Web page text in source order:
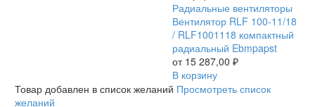
Вентилятор
RLF
100-
11/18
/
RLF1001118
компактный
Радиальные вентиляторы
Вентилятор RLF 100-11/18
/ RLF1001118 компактный
радиальный Ebmpapst
от 15 287,00 ₽
В корзину
Товар добавлен в список желаний Просмотреть список
желаний